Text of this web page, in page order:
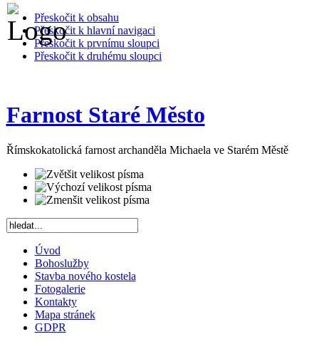
Přeskočit k obsahu
Přeskočit k hlavní navigaci
Přeskočit k prvnímu sloupci
Přeskočit k druhému sloupci
Farnost Staré Město
Římskokatolická farnost archanděla Michaela ve Starém Městě
Úvod
Bohoslužby
Stavba nového kostela
Fotogalerie
Kontakty
Mapa stránek
GDPR